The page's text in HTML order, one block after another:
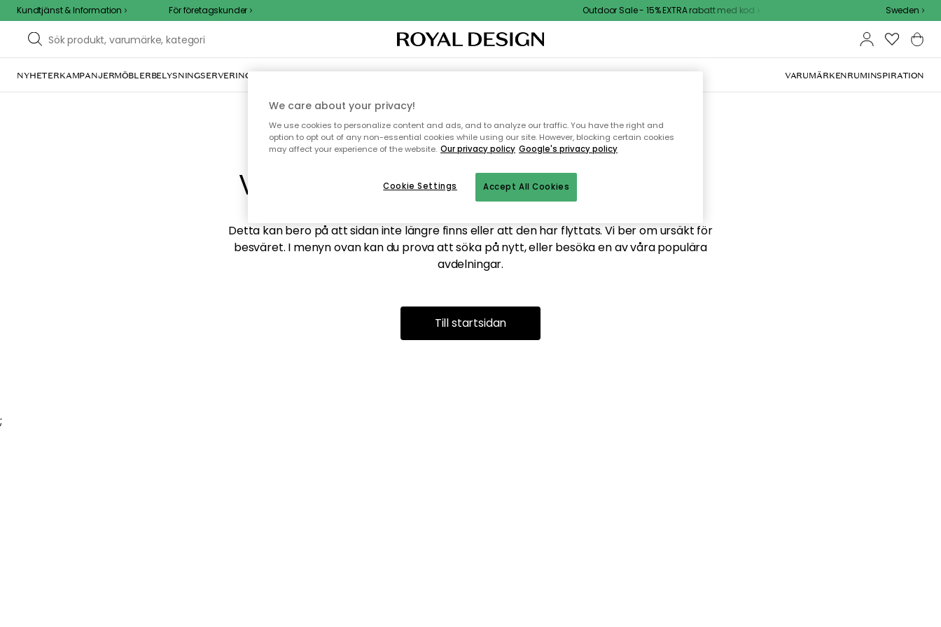
Kundtjänst & Information För företagskunder Outdoor Sale - 15% EXTRA rabatt med kod Sweden
NYHETERKAMPANJERMÖBLERBELYSNINGSERVERING INREDNINGTEXTIL & MATTORKÖKETFÖRVARINGUTEMÖBLER VARUMÄRKENRUMINSPIRATION
Vi hittar tyvärr inte sidan du söker
Detta kan bero på att sidan inte längre finns eller att den har flyttats. Vi ber om ursäkt för
besväret. I menyn ovan kan du prova att söka på nytt, eller besöka en av våra populära
avdelningar.
Till startsidan
;
We care about your privacy!
We use cookies to personalize content and ads, and to analyze our traffic. You have the right and
option to opt out of any non-essential cookies while using our site. However, blocking certain cookies
may affect your experience of the website. Our privacy policy Google's privacy policy
Accept All Cookies
Cookie Settings